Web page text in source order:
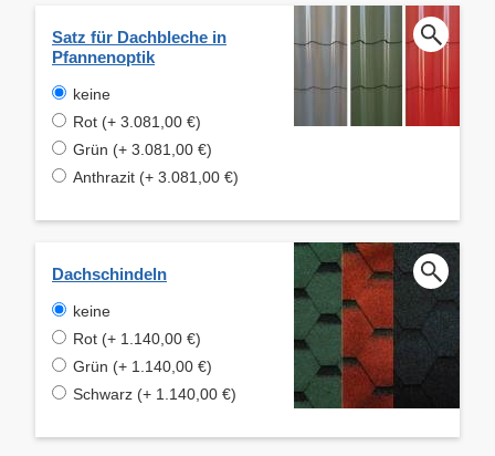
Satz für Dachbleche in
Pfannenoptik
keine
Rot (+ 3.081,00 €)
Grün (+ 3.081,00 €)
Anthrazit (+ 3.081,00 €)
Dachschindeln
keine
Rot (+ 1.140,00 €)
Grün (+ 1.140,00 €)
Schwarz (+ 1.140,00 €)